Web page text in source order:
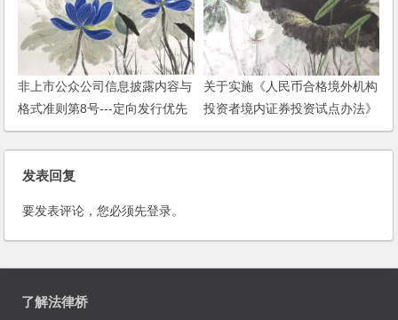
非上市公众公司信息披露内容与
格式准则第8号---定向发行优先
股申请文件
关于实施《人民币合格境外机构
投资者境内证券投资试点办法》
的规定
发表回复
要发表评论，您必须先登录。
了解法律桥